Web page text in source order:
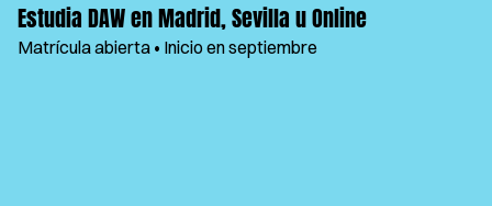
Estudia DAW en Madrid, Sevilla u Online
Matrícula abierta • Inicio en septiembre